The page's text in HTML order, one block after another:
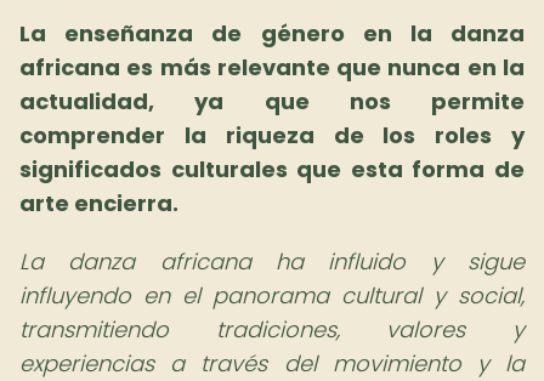
La enseñanza de género en la danza
africana es más relevante que nunca en la
actualidad, ya que nos permite
comprender la riqueza de los roles y
significados culturales que esta forma de
arte encierra.
La danza africana ha influido y sigue
influyendo en el panorama cultural y social,
transmitiendo tradiciones, valores y
experiencias a través del movimiento y la